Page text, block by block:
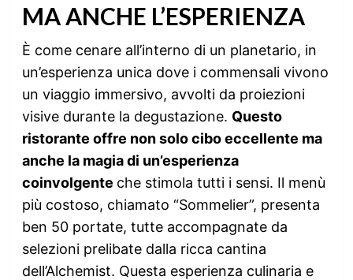
MA ANCHE L’ESPERIENZA
È come cenare all’interno di un planetario, in
un’esperienza unica dove i commensali vivono
un viaggio immersivo, avvolti da proiezioni
visive durante la degustazione. Questo
ristorante offre non solo cibo eccellente ma
anche la magia di un’esperienza
coinvolgente che stimola tutti i sensi. Il menù
più costoso, chiamato “Sommelier”, presenta
ben 50 portate, tutte accompagnate da
selezioni prelibate dalla ricca cantina
dell’Alchemist. Questa esperienza culinaria e